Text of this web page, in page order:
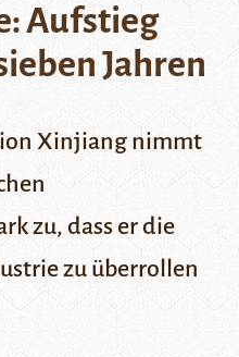
Aufstieg
Jahren
Xinjiang nimmt
zu, dass er die
zu überrollen